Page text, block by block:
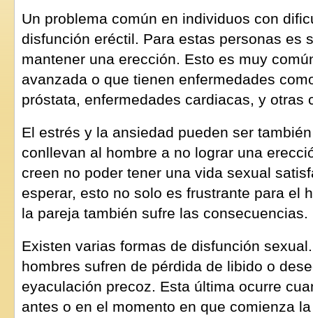
Un problema común en individuos con
disfunción eréctil. Para estas personas es
mantener una erección. Esto es muy
avanzada o que tienen enfermedades
próstata, enfermedades cardiacas, y otras
El estrés y la ansiedad pueden ser
conllevan al hombre a no lograr una
creen no poder tener una vida sexual
esperar, esto no solo es frustrante para el
la pareja también sufre las consecuencias.
Existen varias formas de disfunción
hombres sufren de pérdida de libido o
eyaculación precoz. Esta última ocurre
antes o en el momento en que comienza